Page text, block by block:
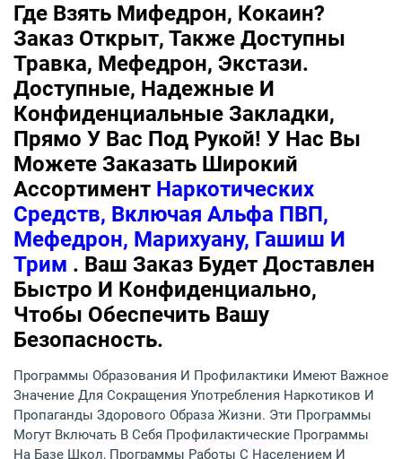
Где Взять Мифедрон, Кокаин?
Заказ Открыт, Также Доступны
Травка, Мефедрон, Экстази.
Доступные, Надежные И
Конфиденциальные Закладки,
Прямо У Вас Под Рукой! У Нас Вы
Можете Заказать Широкий
Ассортимент Наркотических
Средств, Включая Альфа ПВП,
Мефедрон, Марихуану, Гашиш И
Трим . Ваш Заказ Будет Доставлен
Быстро И Конфиденциально,
Чтобы Обеспечить Вашу
Безопасность.
Программы Образования И Профилактики Имеют Важное
Значение Для Сокращения Употребления Наркотиков И
Пропаганды Здорового Образа Жизни. Эти Программы
Могут Включать В Себя Профилактические Программы
На Базе Школ, Программы Работы С Населением И